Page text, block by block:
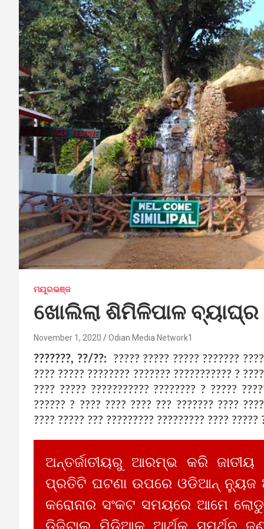
ମୟୂରଭଞ୍ଜ
ଖୋଲିଲା ଶିମିଳିପାଳ
November 1, 2020 Odian Media Network1
???????, ??/??:
????? ????? ????? ???????
???? ????? ???????? ??????? ??????????? ?
???? ????? ??????????? ???????? ? ?????
?????? ? ???? ???? ???? ??? ??????? ????
???? ????? ??? ????????? ????????? ???? ?????
ଅନ୍ତର୍ଜାତୀୟରୁ ଆରମ୍ଭ କରି
ପ୍ରତିଟି ଘଟଣା ଉପରେ ଓଡିଆନ୍ ନ୍ୟୁଜ
କରୋନାର ସଂକଟ ସମୟରେ ଆମେ